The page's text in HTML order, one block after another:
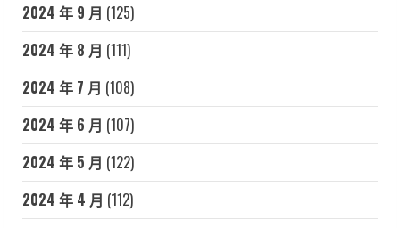
2024 年 9 月 (125)
2024 年 8 月 (111)
2024 年 7 月 (108)
2024 年 6 月 (107)
2024 年 5 月 (122)
2024 年 4 月 (112)